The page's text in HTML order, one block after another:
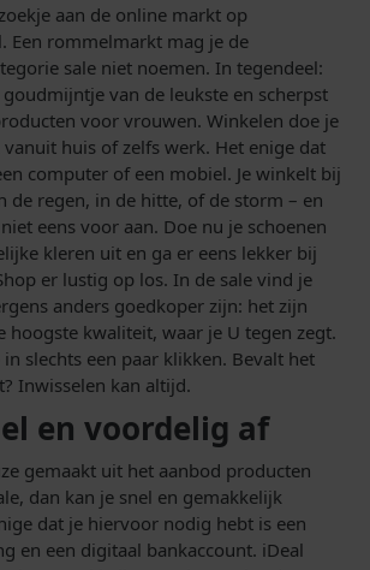
aan de online markt op
Een rommelmarkt mag je de
sale niet noemen. In tegendeel:
van de leukste en scherpst
voor vrouwen. Winkelen doe je
huis of zelfs werk. Het enige dat
computer of een mobiel. Je winkelt bij
de regen, in de hitte, of de storm – en
eens voor aan. Doe nu je schoenen
kleren uit en ga er eens lekker bij
er lustig op los. In de sale vind je
anders goedkoper zijn: het zijn
hoogste kwaliteit, waar je U tegen zegt.
in slechts een paar klikken. Bevalt het
Inwisselen kan altijd.
en voordelig af
gemaakt uit het aanbod producten
dan kan je snel en gemakkelijk
dat je hiervoor nodig hebt is een
en een digitaal bankaccount. iDeal